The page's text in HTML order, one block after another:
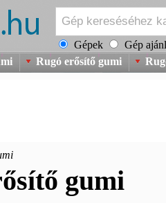
Gépek
Gép
Rugó erősítő gumi
gumi